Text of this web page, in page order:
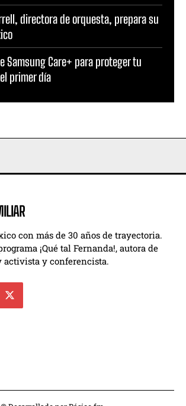
directora de orquesta, prepara su
Samsung Care+ para proteger tu
primer día
con más de 30 años de trayectoria.
¡Qué tal Fernanda!, autora de
activista y conferencista.